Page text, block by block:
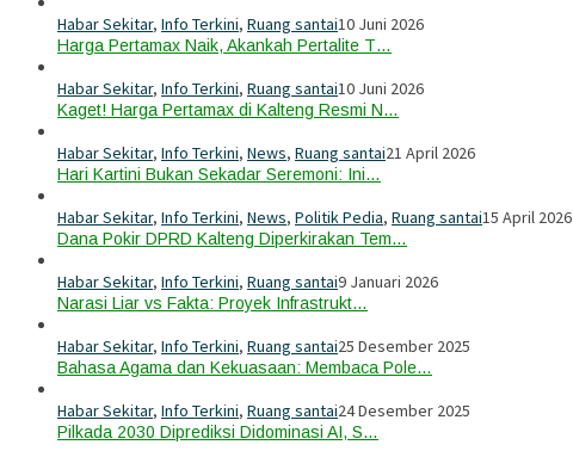
Habar Sekitar, Info Terkini, Ruang santai10 Juni 2026
Harga Pertamax Naik, Akankah Pertalite T…
Habar Sekitar, Info Terkini, Ruang santai10 Juni 2026
Kaget! Harga Pertamax di Kalteng Resmi N…
Habar Sekitar, Info Terkini, News, Ruang santai21 April 2026
Hari Kartini Bukan Sekadar Seremoni: Ini…
Habar Sekitar, Info Terkini, News, Politik Pedia, Ruang santai15 April 2026
Dana Pokir DPRD Kalteng Diperkirakan Tem…
Habar Sekitar, Info Terkini, Ruang santai9 Januari 2026
Narasi Liar vs Fakta: Proyek Infrastrukt…
Habar Sekitar, Info Terkini, Ruang santai25 Desember 2025
Bahasa Agama dan Kekuasaan: Membaca Pole…
Habar Sekitar, Info Terkini, Ruang santai24 Desember 2025
Pilkada 2030 Diprediksi Didominasi AI, S…